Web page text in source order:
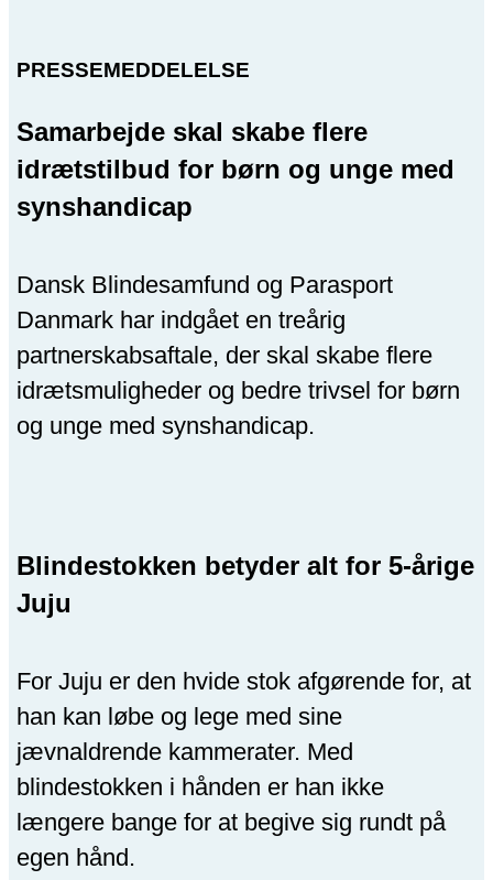
PRESSEMEDDELELSE
Samarbejde skal skabe flere
idrætstilbud for børn og unge med
synshandicap
Dansk Blindesamfund og Parasport
Danmark har indgået en treårig
partnerskabsaftale, der skal skabe flere
idrætsmuligheder og bedre trivsel for børn
og unge med synshandicap.
Blindestokken betyder alt for 5-årige
Juju
For Juju er den hvide stok afgørende for, at
han kan løbe og lege med sine
jævnaldrende kammerater. Med
blindestokken i hånden er han ikke
længere bange for at begive sig rundt på
egen hånd.